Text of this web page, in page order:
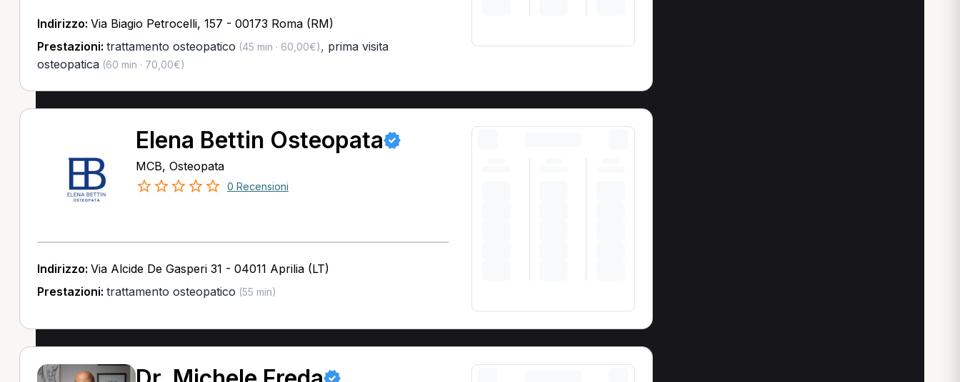
Indirizzo: Via Biagio Petrocelli, 157 - 00173 Roma (RM)
Prestazioni: trattamento osteopatico (45 min · 60,00€), prima visita
osteopatica(60 min · 70,00€)
Elena Bettin Osteopata
MCB, Osteopata
0 Recensioni
Indirizzo: Via Alcide De Gasperi 31 - 04011 Aprilia (LT)
Prestazioni: trattamento osteopatico (55 min)